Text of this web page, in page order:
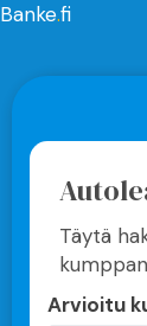
Banke.fi
Täytä
Arvioitu